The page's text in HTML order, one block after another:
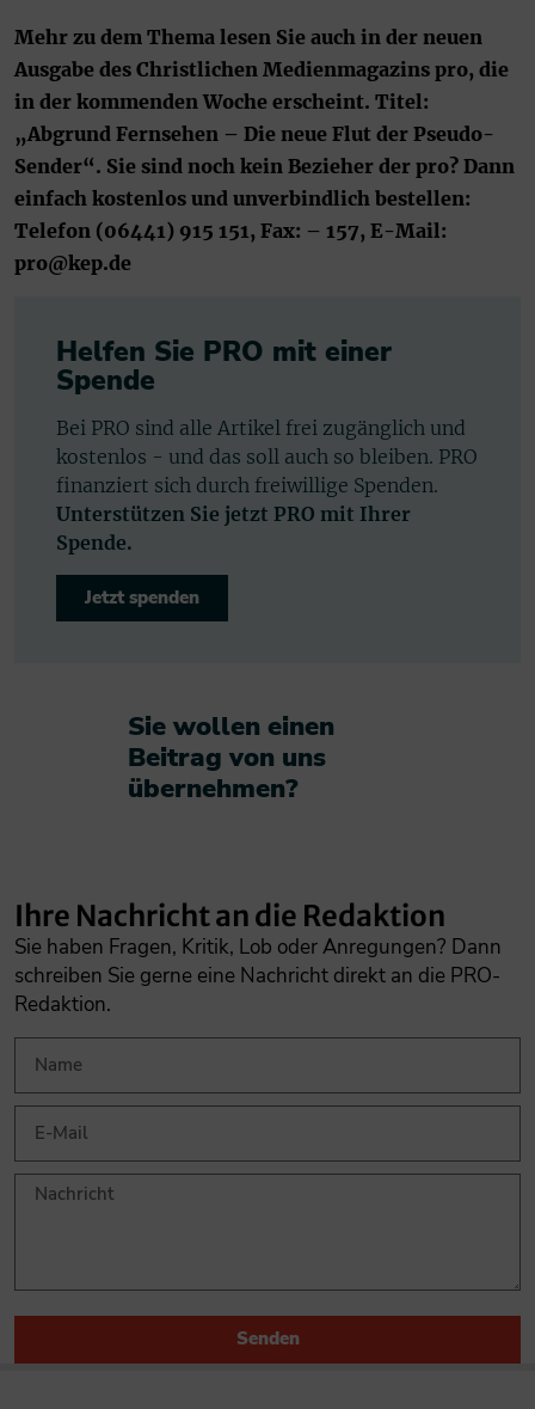
Mehr zu dem Thema lesen Sie auch in der neuen
Ausgabe des Christlichen Medienmagazins pro, die
in der kommenden Woche erscheint. Titel:
„Abgrund Fernsehen – Die neue Flut der Pseudo-
Sender“. Sie sind noch kein Bezieher der pro? Dann
einfach kostenlos und unverbindlich bestellen:
Telefon (06441) 915 151, Fax: – 157, E-Mail:
pro@kep.de
Helfen Sie PRO mit einer
Spende
Bei PRO sind alle Artikel frei zugänglich und
kostenlos - und das soll auch so bleiben. PRO
finanziert sich durch freiwillige Spenden.
Unterstützen Sie jetzt PRO mit Ihrer
Spende.
Jetzt spenden
Sie wollen einen
Beitrag von uns
übernehmen?​
Ihre Nachricht an die Redaktion
Sie haben Fragen, Kritik, Lob oder Anregungen? Dann
schreiben Sie gerne eine Nachricht direkt an die PRO-
Redaktion.
Senden